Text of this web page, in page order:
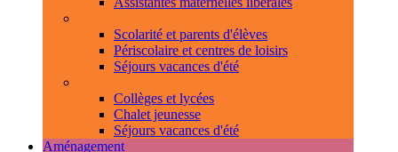
Scolarité et parents d'élèves
Périscolaire et centres de loisirs
Séjours vacances d'été
Collèges et lycées
Chalet jeunesse
Séjours vacances d'été
Aménagement